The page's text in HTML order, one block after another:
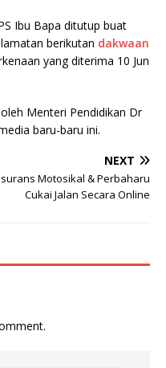
Ibu Bapa ditutup buat
berikutan dakwaan
yang diterima 10 Jun
Menteri Pendidikan Dr
baru-baru ini.
NEXT
Motosikal & Perbaharu
Cukai Jalan Secara Online